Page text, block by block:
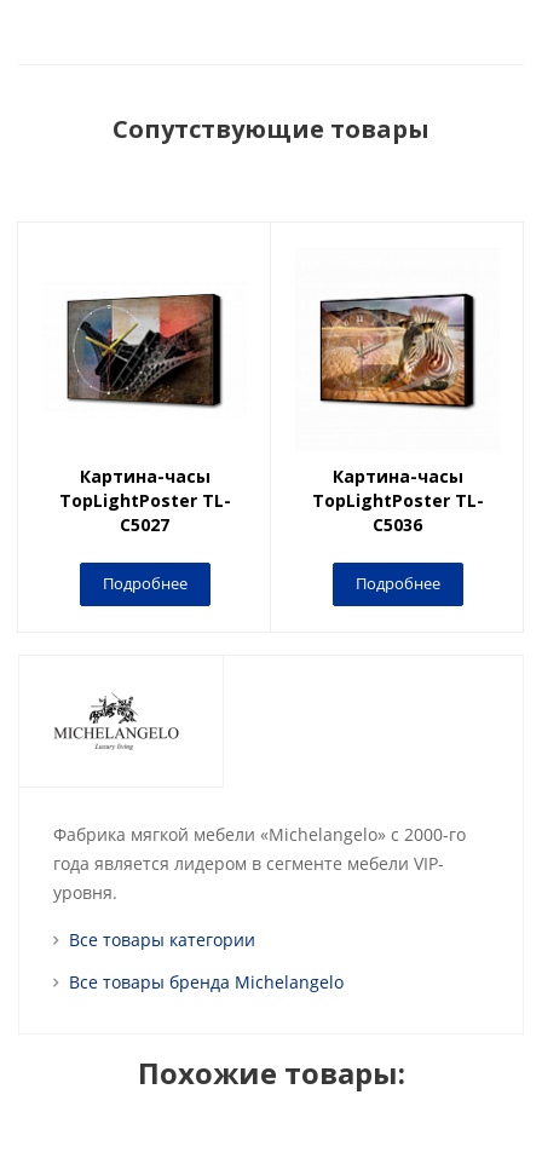
Сопутствующие товары
Картина-часы
TopLightPoster TL-
C5027
Подробнее
Картина-часы
TopLightPoster TL-
C5036
Подробнее
Фабрика мягкой мебели «Michelangelo» с 2000-го
года является лидером в сегменте мебели VIP-
уровня.
Все товары категории
Все товары бренда Michelangelo
Похожие товары: